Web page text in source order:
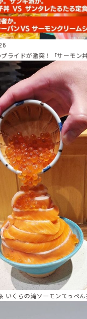
ライドが激突！「サーモン丼
いくらの滝ソーモンてっぺ